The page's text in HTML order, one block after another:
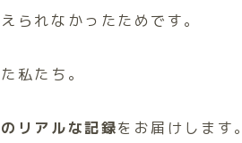
られなかったためです。
私たち。
リアルな記録をお届けします。